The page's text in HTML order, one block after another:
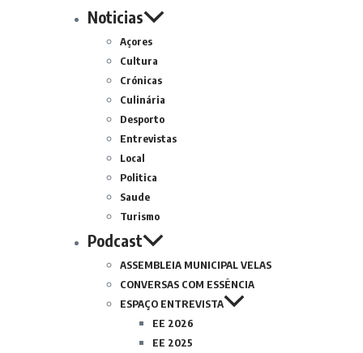
Noticias
Açores
Cultura
Crónicas
Culinária
Desporto
Entrevistas
Local
Politica
Saude
Turismo
Podcast
ASSEMBLEIA MUNICIPAL VELAS
CONVERSAS COM ESSÊNCIA
ESPAÇO ENTREVISTA
EE 2026
EE 2025